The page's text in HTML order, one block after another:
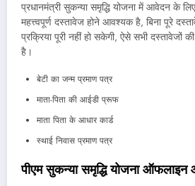
प्रधानमंत्री सुकन्या समृद्धि योजना में आवेदन के
महत्त्वपूर्ण दस्तावेज होने आवश्यक है, बिना पूरे
प्रक्रिया पूरी नहीं हो सकेगी, ऐसे सभी दस्तावेजों
है।
बेटी का जन्म प्रमाण पत्र
माता-पिता की आईडी प्रूफ
माता पिता के आधार कार्ड
स्थाई निवास प्रमाण पत्र
पीएम सुकन्या समृद्धि योजना ऑफलाइन